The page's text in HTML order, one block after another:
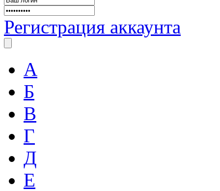
Регистрация аккаунта
А
Б
В
Г
Д
Е